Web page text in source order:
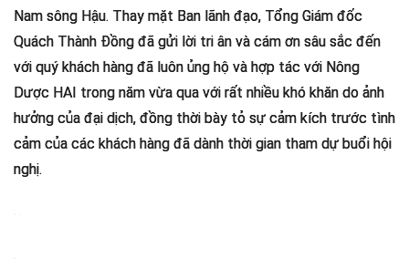
Nam sông Hậu. Thay mặt Ban lãnh đạo, Tổng Giám đốc
Quách Thành Đồng đã gửi lời tri ân và cám ơn sâu sắc đến
với quý khách hàng đã luôn ủng hộ và hợp tác với Nông
Dược HAI trong năm vừa qua với rất nhiều khó khăn do ảnh
hưởng của đại dịch, đồng thời bày tỏ sự cảm kích trước tình
cảm của các khách hàng đã dành thời gian tham dự buổi hội
nghị.